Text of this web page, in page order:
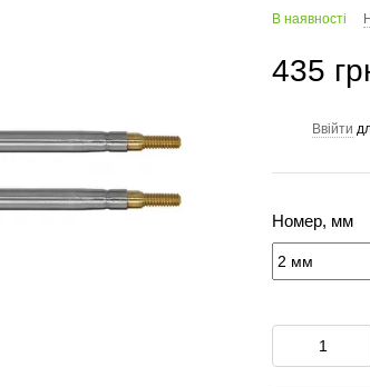
В наявності
435
Ввійти
Номер, мм